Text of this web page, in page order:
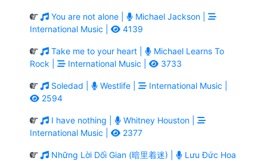
You are not alone |
Michael Jackson |
International Music |
4139
Take me to your heart |
Michael Learns To
Rock |
International Music | 3733
Soledad | Westlife |
International Music |
2594
I have nothing |
Whitney Houston |
International Music |
2377
Những Lời Dối Gian (暗里着迷) |
Lưu Đức Hoa